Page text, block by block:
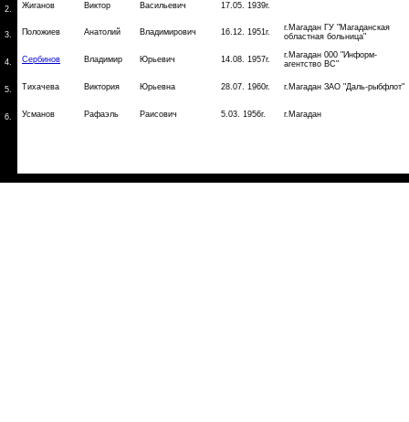
2. Жиганов Виктор Васильевич 17.05. 1939г.
3. Положиев Анатолий Владимирович 16.12. 1951г.
г.Магадан ГУ "Магаданская
областная больница"
4. Сербинов Владимир Юрьевич 14.08. 1957г.
г.Магадан 000 "Информ-
агентство ВС"
5. Тихачева Виктория Юрьевна 28.07. 1960г. г.Магадан ЗАО "Даль-рыбфлот"
6. Усманов Рафаэль Раисович 5.03. 1956г. г.Магадан